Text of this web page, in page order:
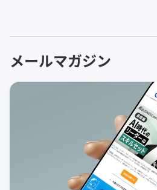
メールマガジン